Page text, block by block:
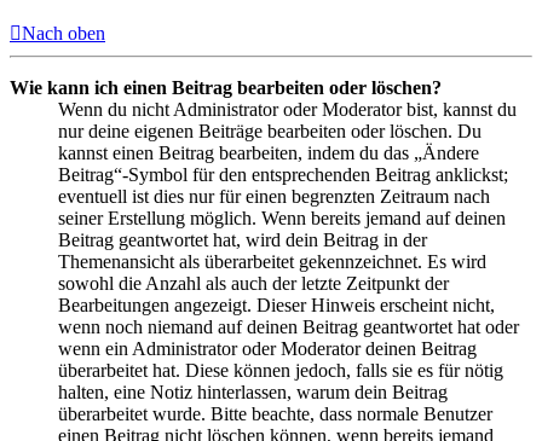
Nach oben
Wie kann ich einen Beitrag bearbeiten oder löschen?
Wenn du nicht Administrator oder Moderator bist, kannst du
nur deine eigenen Beiträge bearbeiten oder löschen. Du
kannst einen Beitrag bearbeiten, indem du das „Ändere
Beitrag“-Symbol für den entsprechenden Beitrag anklickst;
eventuell ist dies nur für einen begrenzten Zeitraum nach
seiner Erstellung möglich. Wenn bereits jemand auf deinen
Beitrag geantwortet hat, wird dein Beitrag in der
Themenansicht als überarbeitet gekennzeichnet. Es wird
sowohl die Anzahl als auch der letzte Zeitpunkt der
Bearbeitungen angezeigt. Dieser Hinweis erscheint nicht,
wenn noch niemand auf deinen Beitrag geantwortet hat oder
wenn ein Administrator oder Moderator deinen Beitrag
überarbeitet hat. Diese können jedoch, falls sie es für nötig
halten, eine Notiz hinterlassen, warum dein Beitrag
überarbeitet wurde. Bitte beachte, dass normale Benutzer
einen Beitrag nicht löschen können, wenn bereits jemand